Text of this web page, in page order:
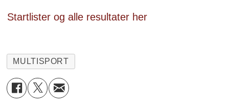
Startlister og alle resultater her
MULTISPORT